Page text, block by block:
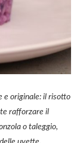
e originale: il risotto
rafforzare il
o taleggio,